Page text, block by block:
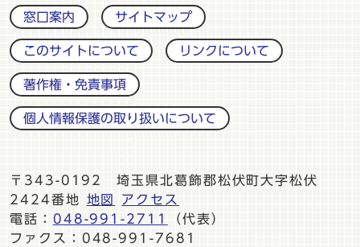
窓口案内 サイトマップ
このサイトについて リンクについて
著作権・免責事項
個人情報保護の取り扱いについて
〒343-0192 埼玉県北葛飾郡松伏町大字松伏
2424番地
地図
アクセス
電話： 048-991-2711
（代表）
ファクス：048-991-7681